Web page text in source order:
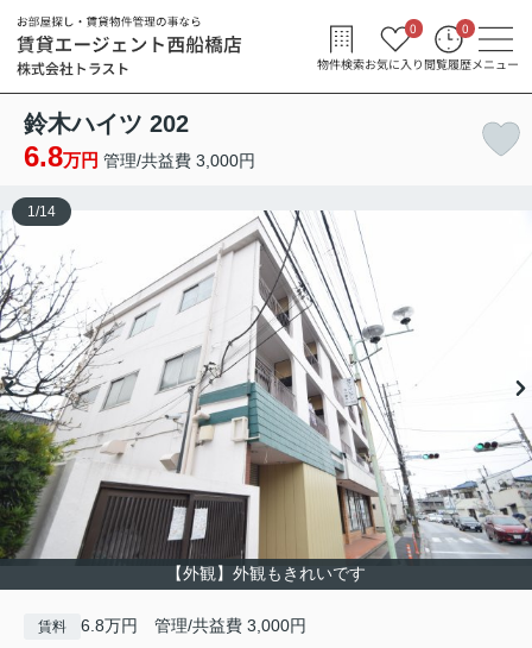
物件検索お気に入り
0
閲覧履歴
0
メニュー
鈴木ハイツ 202
6.8万円 管理/共益費 3,000円
【外観】外観もきれいです
1/14
賃料 6.8万円 管理/共益費 3,000円